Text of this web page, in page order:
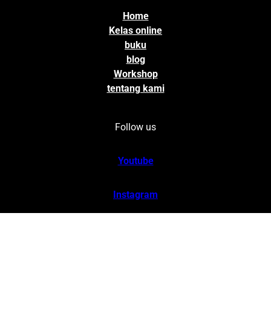
Home
Kelas online
buku
blog
Workshop
tentang kami
Follow us
Youtube
Instagram